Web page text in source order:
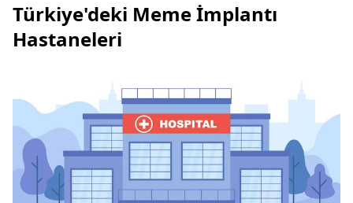
Türkiye'deki Meme İmplantı
Hastaneleri